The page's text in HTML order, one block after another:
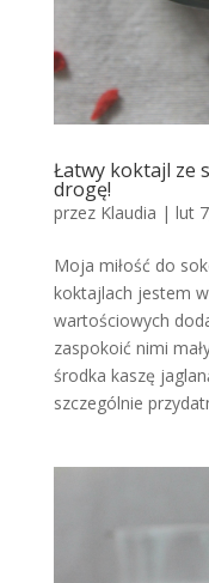
Łatwy koktajl ze
drogę!
przez Klaudia | lut
Moja miłość do
koktajlach jestem
wartościowych
zaspokoić nimi
środka kaszę
szczególnie